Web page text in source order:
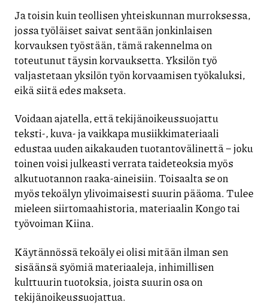
Ja toisin kuin teollisen yhteiskunnan murroksessa,
jossa työläiset saivat sentään jonkinlaisen
korvauksen työstään, tämä rakennelma on
toteutunut täysin korvauksetta. Yksilön työ
valjastetaan yksilön työn korvaamisen työkaluksi,
eikä siitä edes makseta.
Voidaan ajatella, että tekijänoikeussuojattu
teksti-, kuva- ja vaikkapa musiikkimateriaali
edustaa uuden aikakauden tuotantovälinettä – joku
toinen voisi julkeasti verrata taideteoksia myös
alkutuotannon raaka-aineisiin. Toisaalta se on
myös tekoälyn ylivoimaisesti suurin pääoma. Tulee
mieleen siirtomaahistoria, materiaalin Kongo tai
työvoiman Kiina.
Käytännössä tekoäly ei olisi mitään ilman sen
sisäänsä syömiä materiaaleja, inhimillisen
kulttuurin tuotoksia, joista suurin osa on
tekijänoikeussuojattua.